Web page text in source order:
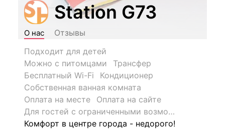
Station G73
О нас
Отзывы
Подходит для детей
Можно с питомцами
Трансфер
Бесплатный Wi-Fi
Кондиционер
Собственная ванная комната
Оплата на месте
Оплата на сайте
Для гостей с ограниченными возможностями
Комфорт в центре города - недорого!